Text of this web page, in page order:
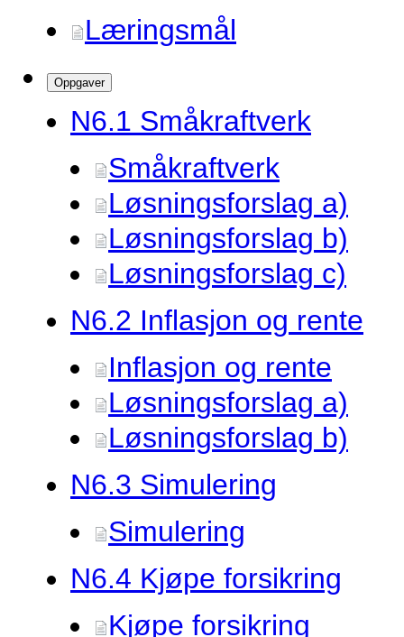
Læringsmål
Oppgaver
N6.1 Småkraftverk
Småkraftverk
Løsningsforslag a)
Løsningsforslag b)
Løsningsforslag c)
N6.2 Inflasjon og rente
Inflasjon og rente
Løsningsforslag a)
Løsningsforslag b)
N6.3 Simulering
Simulering
N6.4 Kjøpe forsikring
Kjøpe forsikring